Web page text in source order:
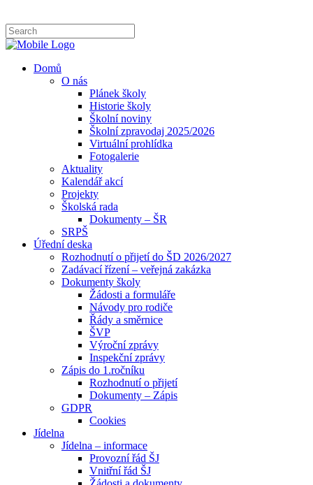
Domů
O nás
Plánek školy
Historie školy
Školní noviny
Školní zpravodaj 2025/2026
Virtuální prohlídka
Fotogalerie
Aktuality
Kalendář akcí
Projekty
Školská rada
Dokumenty – ŠR
SRPŠ
Úřední deska
Rozhodnutí o přijetí do ŠD 2026/2027
Zadávací řízení – veřejná zakázka
Dokumenty školy
Žádosti a formuláře
Návody pro rodiče
Řády a směrnice
ŠVP
Výroční zprávy
Inspekční zprávy
Zápis do 1.ročníku
Rozhodnutí o přijetí
Dokumenty – Zápis
GDPR
Cookies
Jídelna
Jídelna – informace
Provozní řád ŠJ
Vnitřní řád ŠJ